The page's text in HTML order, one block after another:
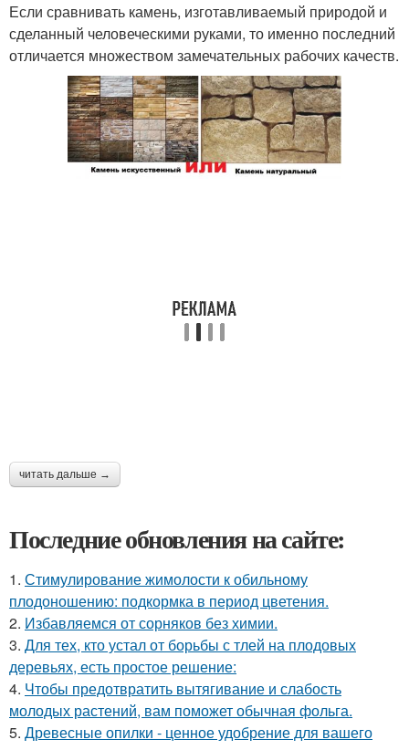
Если сравнивать камень, изготавливаемый природой и
сделанный человеческими руками, то именно последний
отличается множеством замечательных рабочих качеств.
читать дальше →
Последние обновления на сайте:
1. Стимулирование жимолости к обильному
плодоношению: подкормка в период цветения.
2. Избавляемся от сорняков без химии.
3. Для тех, кто устал от борьбы с тлей на плодовых
деревьях, есть простое решение:
4. Чтобы предотвратить вытягивание и слабость
молодых растений, вам поможет обычная фольга.
5. Древесные опилки - ценное удобрение для вашего